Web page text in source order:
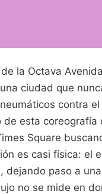
la Octava
ciudad que
contra
esta coreografía
Square
es casi física: el
paso a
no se mide en